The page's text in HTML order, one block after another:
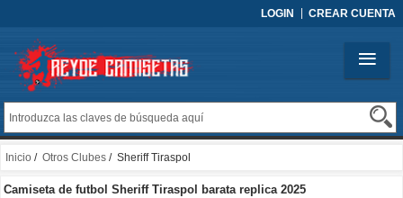
LOGIN CREAR CUENTA
Inicio / Otros Clubes / Sheriff Tiraspol
Camiseta de futbol Sheriff Tiraspol barata replica 2025